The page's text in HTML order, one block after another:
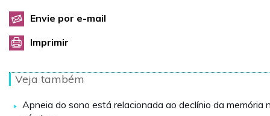
Envie por e-mail
Imprimir
Veja também
Apneia do sono está relacionada ao declínio da memória